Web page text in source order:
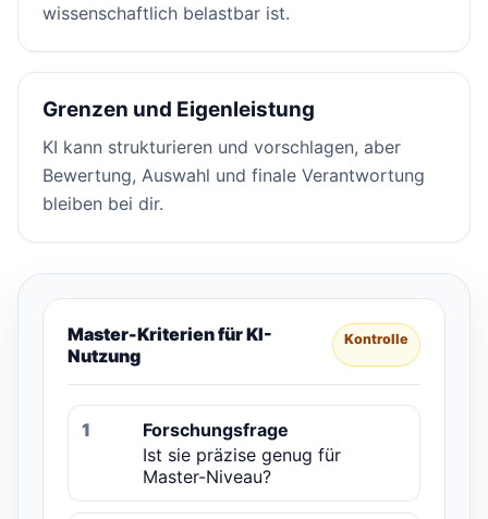
wissenschaftlich belastbar ist.
Grenzen und Eigenleistung
KI kann strukturieren und vorschlagen, aber
Bewertung, Auswahl und finale Verantwortung
bleiben bei dir.
Master-Kriterien für KI-
Nutzung
Kontrolle
1
Forschungsfrage
Ist sie präzise genug für
Master-Niveau?